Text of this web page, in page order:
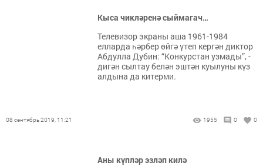
Кыса чикләренә сыймагач…
Телевизор экраны аша 1961-1984
елларда һәрбер өйгә үтеп кергән диктор
Абдулла Дубин: “Конкурстан узмады”, -
дигән сылтау белән эштән куылуны күз
алдына да китерми.
08 сентябрь 2019, 11:21 1955 0 0
Аны күпләр эзләп килә